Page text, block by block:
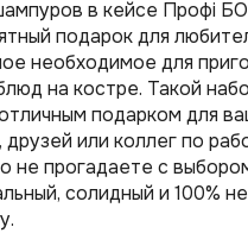
в кейсе Профі
подарок для
необходимое для
на костре. Такой
подарком для
друзей или коллег по
не прогадаете с
солидный и 100%